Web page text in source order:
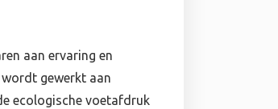
aan ervaring en
gewerkt aan
ecologische voetafdruk